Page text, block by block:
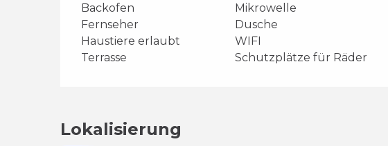
Backofen Mikrowelle
Fernseher
Dusche
Haustiere erlaubt
WIFI
Terrasse
Schutzplätze für Räder
Lokalisierung